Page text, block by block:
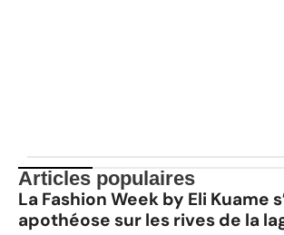
Articles populaires
La Fashion Week by Eli Kuame
apothéose sur les rives de la